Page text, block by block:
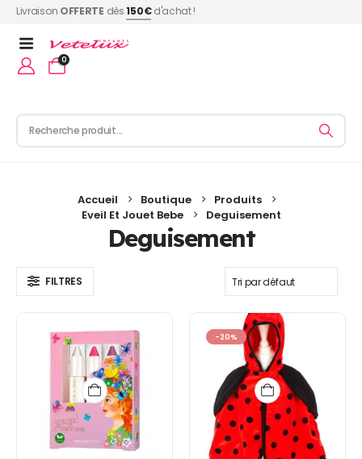
Livraison OFFERTE dès150€d'achat !
0
Accueil Boutique
Produits
Eveil Et Jouet Bebe
Deguisement
Deguisement
FILTRES
-20%